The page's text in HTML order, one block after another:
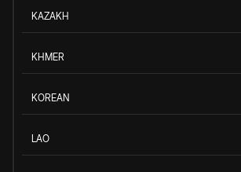
KAZAKH
KHMER
KOREAN
LAO